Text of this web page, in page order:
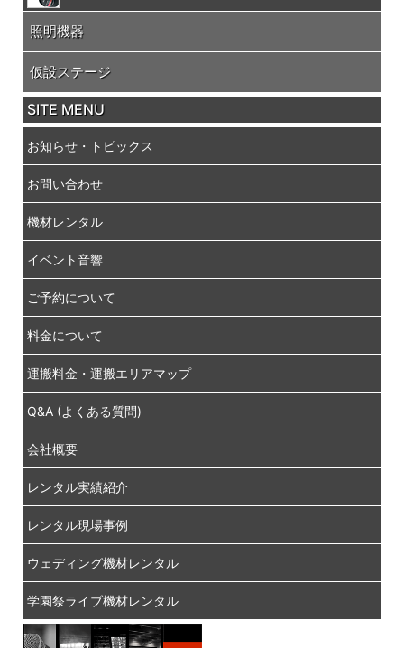
照明機器
仮設ステージ
SITE MENU
お知らせ・トピックス
お問い合わせ
機材レンタル
イベント音響
ご予約について
料金について
運搬料金・運搬エリアマップ
Q&A (よくある質問)
会社概要
レンタル実績紹介
レンタル現場事例
ウェディング機材レンタル
学園祭ライブ機材レンタル